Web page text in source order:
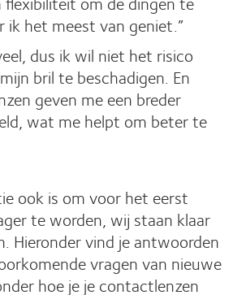
ik het meest van geniet.”
dus ik wil niet het risico
bril te beschadigen. En
geven me een breder
wat me helpt om beter te
ook is om voor het eerst
te worden, wij staan klaar
Hieronder vind je antwoorden
vragen van nieuwe
hoe je je contactlenzen